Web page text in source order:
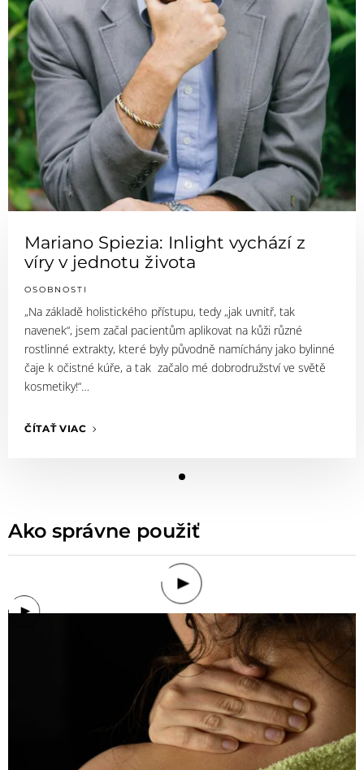
Mariano Spiezia: Inlight vychází z
víry v jednotu života
OSOBNOSTI
„Na základě holistického přístupu, tedy „jak uvnitř, tak
navenek“, jsem začal pacientům aplikovat na kůži různé
rostlinné extrakty, které byly původně namíchány jako bylinné
čaje k očistné kúře, a tak začalo mé dobrodružství ve světě
kosmetiky!“…
ČÍTAŤ VIAC
Ako správne použiť